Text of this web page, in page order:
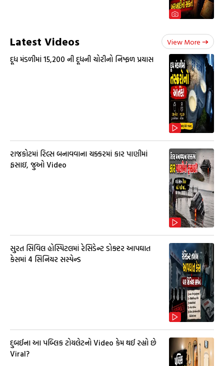
Latest Videos View More
દૂધ મંડળીમાં 15,200 ની દૂધની ચોરીનો નિષ્ફળ પ્રયાસ
રાજકોટમાં રિલ્સ બનાવવાના ચક્કરમાં કાર પાણીમાં
ફસાઇ, જુઓ Video
સુરત સિવિલ હોસ્પિટલમાં રેસિડેન્ટ ડોક્ટર આપઘાત
કેસમાં 4 સિનિયર સસ્પેન્ડ
દુબઈના આ પબ્લિક ટોયલેટનો Video કેમ થઈ રહ્યો છે
Viral?